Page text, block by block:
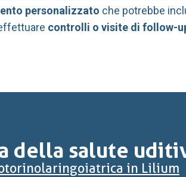
personalizzato che potrebbe
controlli o visite di follow-
della salute
in Lilium